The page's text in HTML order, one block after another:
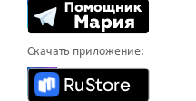
Скачать приложение: